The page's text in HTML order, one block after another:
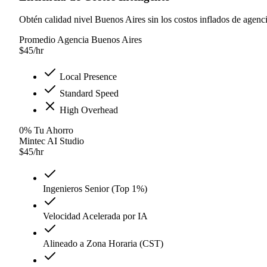
Obtén calidad nivel Buenos Aires sin los costos inflados de
Promedio Agencia Buenos Aires
$45/hr
Local Presence
Standard Speed
High Overhead
0% Tu Ahorro
Mintec AI Studio
$45/hr
Ingenieros Senior (Top 1%)
Velocidad Acelerada por IA
Alineado a Zona Horaria (CST)